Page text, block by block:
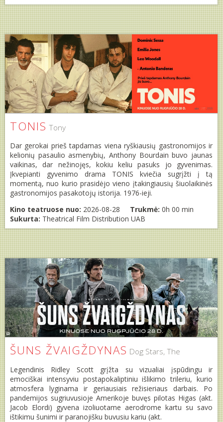
TONIS Tony
Dar gerokai prieš tapdamas viena ryškiausių gastronomijos ir
kelionių pasaulio asmenybių, Anthony Bourdain buvo jaunas
vaikinas, dar nežinojęs, kokiu keliu pasuks jo gyvenimas.
Įkvepianti gyvenimo drama TONIS kviečia sugrįžti į tą
momentą, nuo kurio prasidėjo vieno įtakingiausių šiuolaikinės
gastronomijos pasakotojų istorija. 1976-ieji.
Kino teatruose nuo: 2026-08-28 Trukmė: 0h 00 min
Sukurta: Theatrical Film Distribution UAB
ŠUNS ŽVAIGŽDYNAS Dog Stars, The
Legendinis Ridley Scott grįžta su vizualiai įspūdingu ir
emociškai intensyviu postapokaliptiniu išlikimo trileriu, kurio
atmosfera lyginama ir geriausiais režisieriaus darbais. Po
pandemijos sugriuvusioje Amerikoje buvęs pilotas Higas (akt.
Jacob Elordi) gyvena izoliuotame aerodrome kartu su savo
ištikimu šunimi ir paranojišku buvusiu kariu (akt.